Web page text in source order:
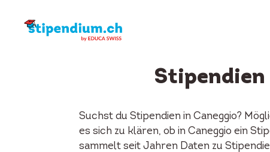
Stipendien
Suchst du Stipendien in Caneggio?
es sich zu klären, ob in Caneggio ein
sammelt seit Jahren Daten zu